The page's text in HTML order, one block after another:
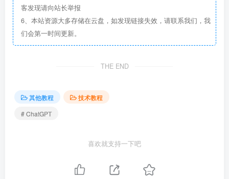
客发现请向站长举报
6、本站资源大多存储在云盘，如发现链接失效，请联系我们，我
们会第一时间更新。
THE END
其他教程
技术教程
# ChatGPT
喜欢就支持一下吧